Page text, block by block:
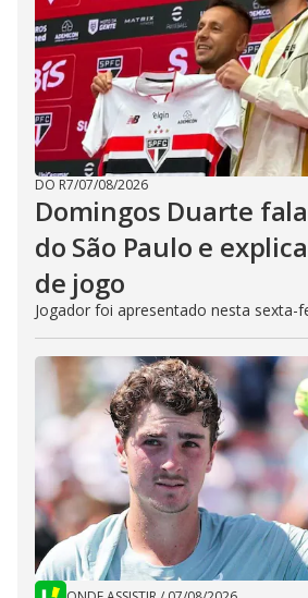
DO R7/07/08/2026
Domingos Duarte
do São Paulo e
de jogo
Jogador foi apresentado nesta sexta-